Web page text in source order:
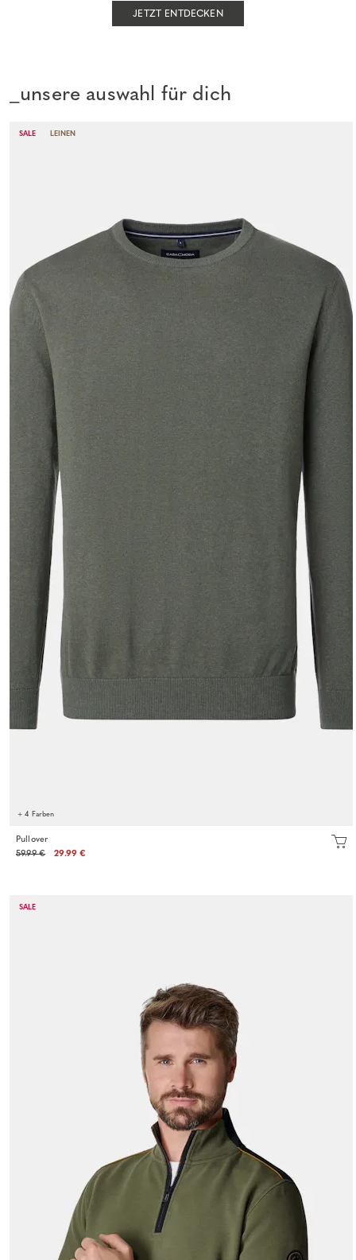
JETZT ENTDECKEN
_unsere auswahl für dich
SALE LEINEN
+ 4 Farben
Pullover
59.99 €
29.99 €
SALE